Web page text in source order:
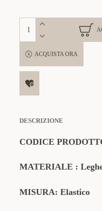
ACQUISTA ORA
DESCRIZIONE
CODICE
MATERIALE :
MISURA: Elastico